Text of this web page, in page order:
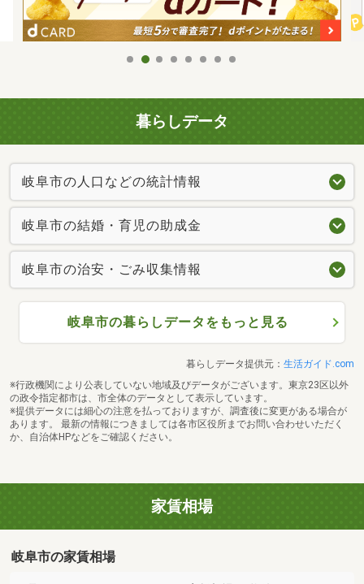
暮らしデータ
岐阜市の人口などの統計情報
岐阜市の結婚・育児の助成金
岐阜市の治安・ごみ収集情報
岐阜市の暮らしデータをもっと見る
暮らしデータ提供元： 生活ガイド.com
※行政機関により公表していない地域及びデータがございます。東京23区以外
の政令指定都市は、市全体のデータとして表示しています。
※提供データには細心の注意を払っておりますが、調査後に変更がある場合が
あります。 最新の情報につきましては各市区役所までお問い合わせいただく
か、自治体HPなどをご確認ください。
家賃相場
岐阜市の家賃相場